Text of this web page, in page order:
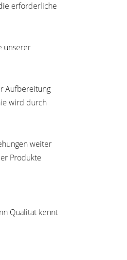
erforderliche
unserer
Aufbereitung
wird durch
weiter
Produkte
Qualität kennt